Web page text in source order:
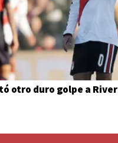
otro duro golpe a River